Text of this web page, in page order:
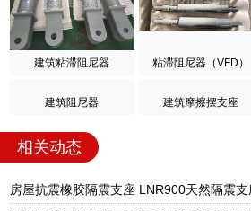
建筑粘滞阻尼器 粘滞阻尼器（VFD）
建筑阻尼器 建筑摩擦摆支座
相关动态